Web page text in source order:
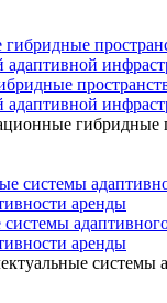
гибридные
аренды
системы